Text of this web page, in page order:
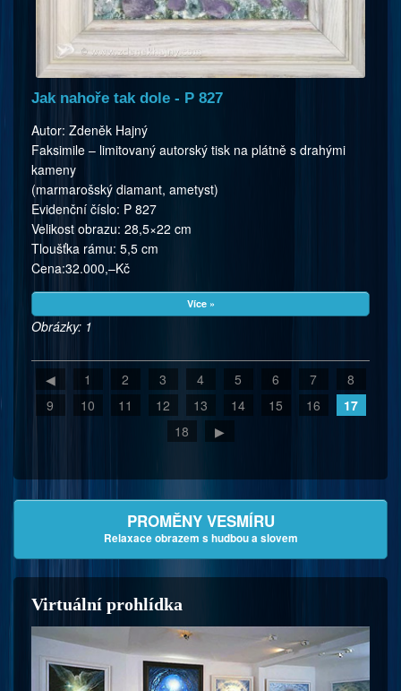
Jak nahoře tak dole - P 827
Autor: Zdeněk Hajný
Faksimile – limitovaný autorský tisk na plátně s drahými
kameny
(marmarošský diamant, ametyst)
Evidenční číslo: P 827
Velikost obrazu: 28,5×22 cm
Tloušťka rámu: 5,5 cm
Cena:32.000,–Kč
Více »
Obrázky: 1
◀ 1 2 3 4 5 6 7
8
9
10 11 12 13 14 15 16
17
18
▶
PROMĚNY VESMÍRU
Relaxace obrazem s hudbou a slovem
Virtuální prohlídka